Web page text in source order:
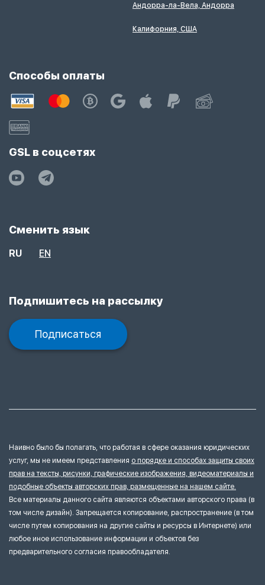
Андорра-ла-Вела, Андорра
Калифорния, США
Способы оплаты
GSL в соцсетях
Сменить язык
RU EN
Подпишитесь на рассылку
Подписаться
Наивно было бы полагать, что работая в сфере оказания юридических
услуг, мы не имеем представления о порядке и способах защиты своих
прав на тексты, рисунки, графические изображения, видеоматериалы и
подобные объекты авторских прав, размещенные на нашем сайте.
Все материалы данного сайта являются объектами авторского права (в
том числе дизайн). Запрещается копирование, распространение (в том
числе путем копирования на другие сайты и ресурсы в Интернете) или
любое иное использование информации и объектов без
предварительного согласия правообладателя.